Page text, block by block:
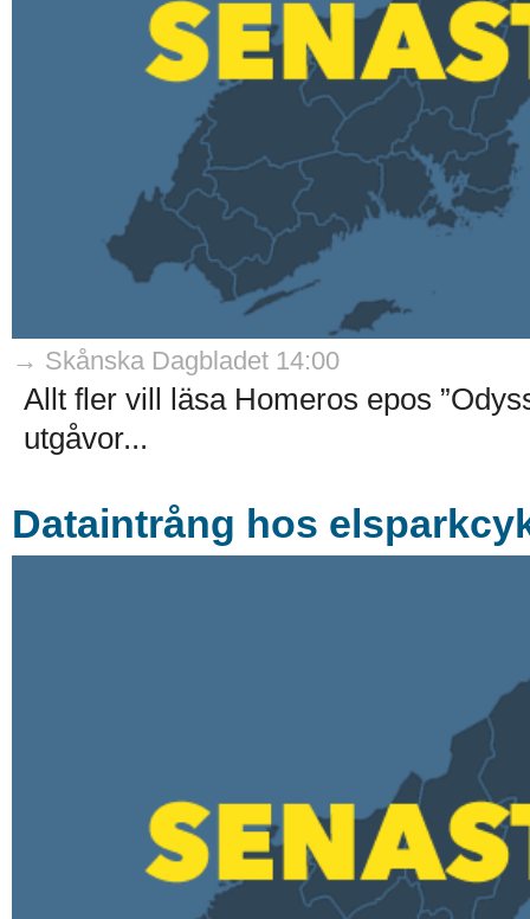
→ Skånska Dagbladet 14:00
Allt fler vill läsa Homeros epos
utgåvor...
Dataintrång hos